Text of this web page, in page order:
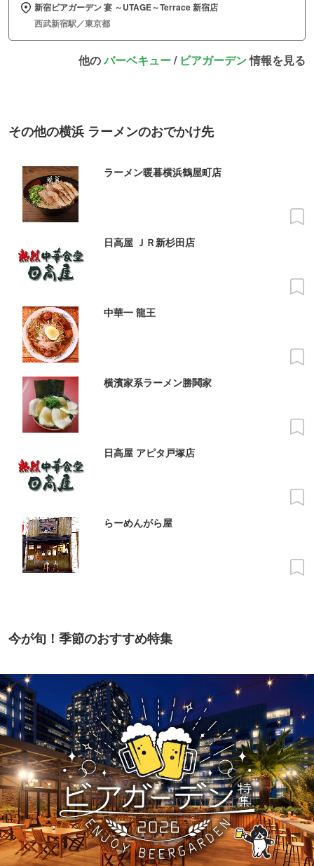
新宿ビアガーデン 宴 ～UTAGE～Terrace 新宿店
西武新宿駅／東京都
他のバーベキュー/ ビアガーデン情報を見る
その他の横浜 ラーメンのおでかけ先
ラーメン暖暮横浜鶴屋町店
日高屋 ＪＲ新杉田店
中華一 龍王
横濱家系ラーメン勝鬨家
日高屋 アピタ戸塚店
らーめんがら屋
今が旬！季節のおすすめ特集